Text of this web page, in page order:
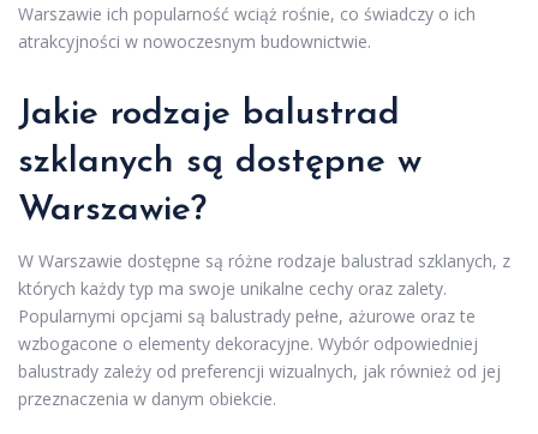
Warszawie ich popularność wciąż rośnie, co świadczy o ich
atrakcyjności w nowoczesnym budownictwie.
Jakie rodzaje balustrad
szklanych są dostępne w
Warszawie?
W Warszawie dostępne są różne rodzaje balustrad szklanych, z
których każdy typ ma swoje unikalne cechy oraz zalety.
Popularnymi opcjami są balustrady pełne, ażurowe oraz te
wzbogacone o elementy dekoracyjne. Wybór odpowiedniej
balustrady zależy od preferencji wizualnych, jak również od jej
przeznaczenia w danym obiekcie.